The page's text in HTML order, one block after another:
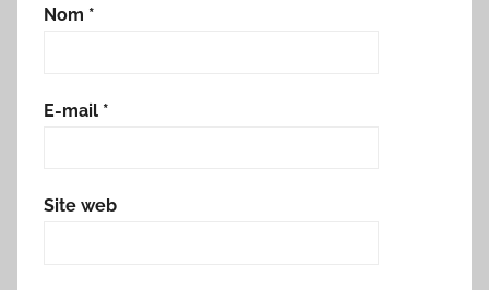
Nom *
E-mail *
Site web